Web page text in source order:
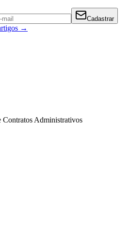
Cadastrar
→
Contratos Administrativos